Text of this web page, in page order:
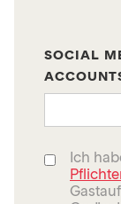
SOCIAL
Ich